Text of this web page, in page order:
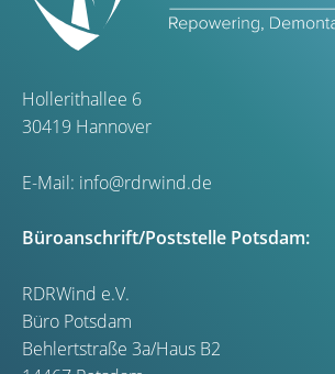
Hollerithallee 6
30419 Hannover
E-Mail: info@rdrwind.de
Büroanschrift/Poststelle Potsdam:
RDRWind e.V.
Büro Potsdam
Behlertstraße 3a/Haus B2